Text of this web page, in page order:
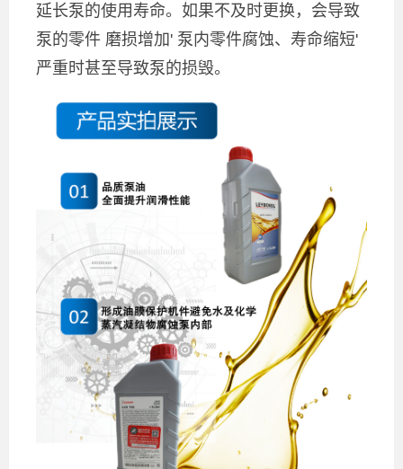
延长泵的使用寿命。如果不及时更换，会导致
泵的零件 磨损增加' 泵内零件腐蚀、寿命缩短'
严重时甚至导致泵的损毁。